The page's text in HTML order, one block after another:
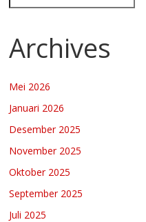
Archives
Mei 2026
Januari 2026
Desember 2025
November 2025
Oktober 2025
September 2025
Juli 2025